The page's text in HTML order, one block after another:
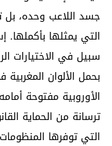
جسد اللاعب وحده، بل
التي يمثلها بأكملها.
سبيل في الاختيارات
بحمل الألوان
الأوروبية مفتوحة
ترسانة من الحماية
التي توفرها المنظومات